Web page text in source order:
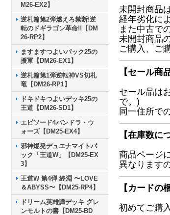
M26-EX2】
逆札篇第2弾燃えろ禁断!逆
転のドギラゴン革命!!【DM
26-RP2】
ますますつよいパック25の
援軍【DM26-EX1】
逆札篇第1弾逆転神VS切札
竜【DM26-RP1】
ドキドキつよいデッキ25の
王道【DM26-SD1】
エピソード4パンドラ・ウ
ォーズ【DM25-EX4】
邪神爆発デュエナマイトパ
ック「王道W」【DM25-EX
3】
王道W 第4弾 終淵 〜LOVE
＆ABYSS〜【DM25-RP4】
ドリーム英雄譚デッキ グレ
ンモルトの書【DM25-BD
未開封商品
経年劣化に
また中古で
未開封商品
ご購入、ご
【セール商
セール品は
で。)
同一住所で
【在庫数に
商品ページ
異なります
【カードの
初めてご購